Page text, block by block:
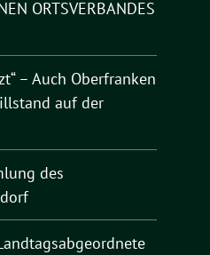
ORTSVERBANDES
– Auch Oberfranken
auf der
des